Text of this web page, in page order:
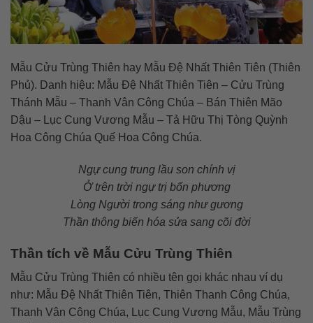
Mẫu Cửu Trùng Thiên hay Mẫu Đệ Nhất Thiên Tiên (Thiên
Phủ). Danh hiệu: Mẫu Đệ Nhất Thiên Tiên – Cửu Trùng
Thánh Mẫu – Thanh Vân Công Chúa – Bán Thiên Mão
Dậu – Lục Cung Vương Mẫu – Tả Hữu Thị Tòng Quỳnh
Hoa Công Chúa Quế Hoa Công Chúa.
Ngự cung trung lầu son chính vị
Ở trên trời ngự trị bốn phương
Lòng Người trong sáng như gương
Thần thông biến hóa sửa sang cõi đời
Thần tích về Mẫu Cửu Trùng Thiên
Mẫu Cửu Trùng Thiên có nhiều tên gọi khác nhau ví dụ
như: Mẫu Đệ Nhất Thiên Tiên, Thiên Thanh Công Chúa,
Thanh Vân Công Chúa, Lục Cung Vương Mẫu, Mẫu Trùng